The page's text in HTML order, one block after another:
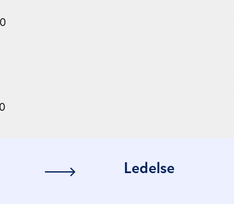
Ledelse